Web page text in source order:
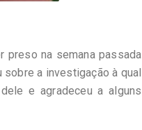
preso na semana passada
a investigação à qual
e agradeceu a alguns